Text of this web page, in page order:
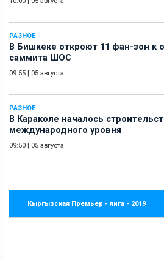
РАЗНОЕ
В Бишкеке откроют 11 фан-зон к
саммита ШОС
09:55 | 05 августа
РАЗНОЕ
В Караколе началось
международного уровня
09:50 | 05 августа
Кыргызская Премьер - лига - 2019